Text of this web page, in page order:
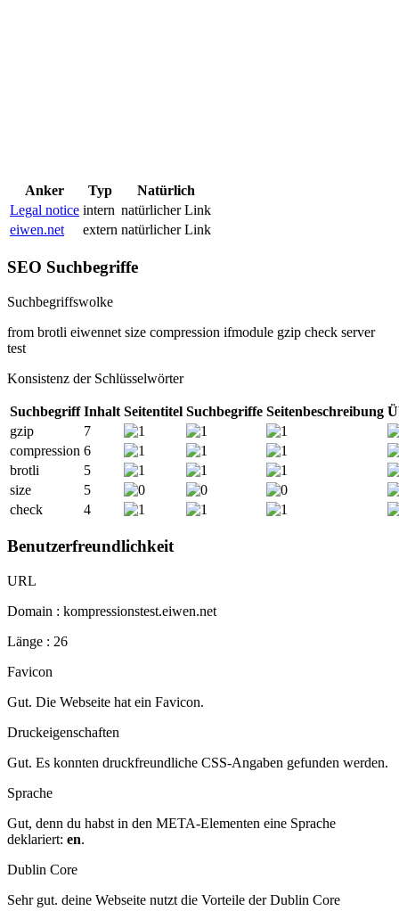
Anker Typ
Natürlich
Legal notice intern natürlicher Link
eiwen.net
extern natürlicher Link
SEO Suchbegriffe
Suchbegriffswolke
from brotli eiwennet size compression ifmodule gzip check server
test
Konsistenz der Schlüsselwörter
Suchbegriff Inhalt Seitentitel Suchbegriffe Seitenbeschreibung
gzip
7
compression 6
brotli
5
size
5
check
4
Benutzerfreundlichkeit
URL
Domain : kompressionstest.eiwen.net
Länge : 26
Favicon
Gut. Die Webseite hat ein Favicon.
Druckeigenschaften
Gut. Es konnten druckfreundliche CSS-Angaben gefunden werden.
Sprache
Gut, denn du habst in den META-Elementen eine Sprache
deklariert: en.
Dublin Core
Sehr gut. deine Webseite nutzt die Vorteile der Dublin Core